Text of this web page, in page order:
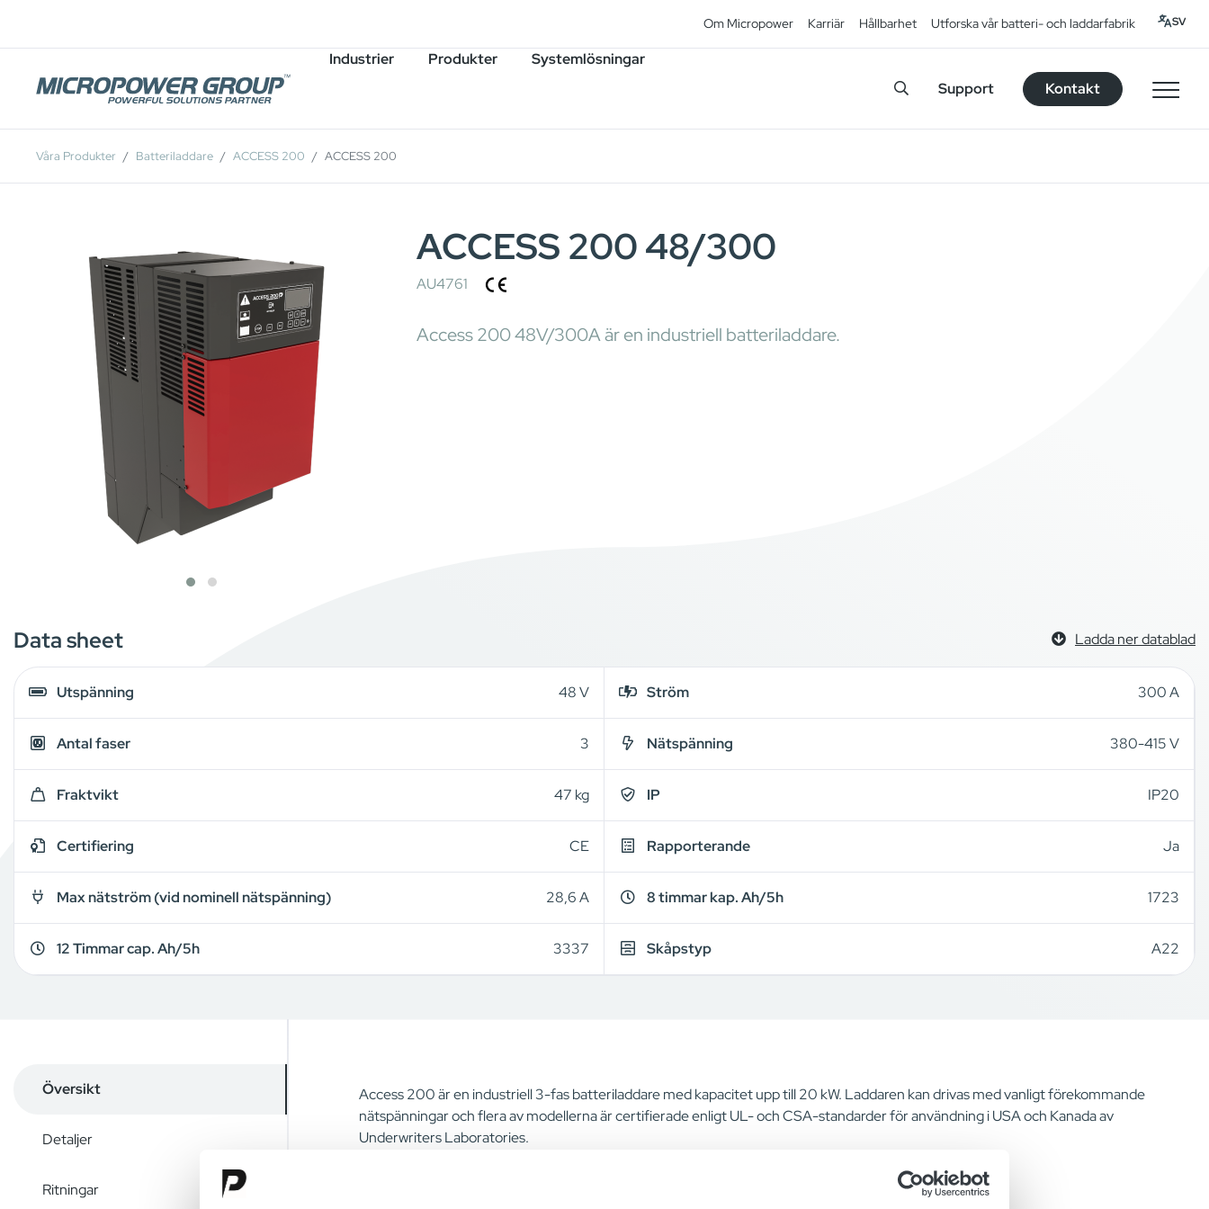
Om Micropower Karriär Hållbarhet Utforska vår batteri- och laddarfabrik SV
Industrier Produkter
Systemlösningar
Support
Kontakt
Lediga Tjänster
Våra Produkter Batteriladdare ACCESS 200 ACCESS 200
ACCESS 200 48/300
AU4761
Access 200 48V/300A är en industriell batteriladdare.
Data sheet Ladda ner datablad
Utspänning 48 V Ström 300 A
Antal faser 3 Nätspänning 380-415 V
Fraktvikt 47 kg IP IP20
Certifiering CE Rapporterande Ja
Max nätström (vid nominell nätspänning) 28,6 A 8 timmar kap. Ah/5h 1723
12 Timmar cap. Ah/5h 3337 Skåpstyp A22
Översikt
Detaljer
Ritningar
Access 200 är en industriell 3-fas batteriladdare med kapacitet upp till 20 kW. Laddaren kan drivas med vanligt förekommande
nätspänningar och flera av modellerna är certifierade enligt UL- och CSA-standarder för användning i USA och Kanada av
Underwriters Laboratories.